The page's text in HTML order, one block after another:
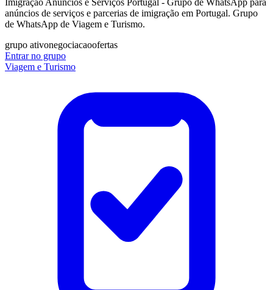
anúncios de serviços e parcerias de imigração em Portugal. Grupo
de WhatsApp de Viagem e Turismo.
grupo ativonegociacaoofertas
Entrar no grupo
Viagem e Turismo